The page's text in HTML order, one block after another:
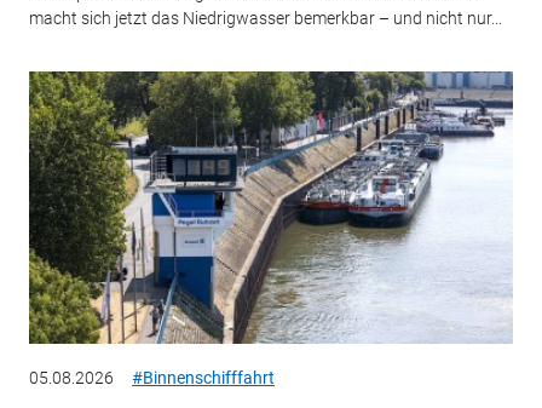
macht sich jetzt das Niedrigwasser bemerkbar – und nicht nur...
05.08.2026 #Binnenschifffahrt